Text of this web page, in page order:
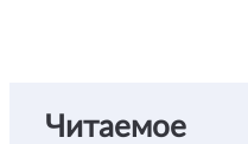
Читаемое